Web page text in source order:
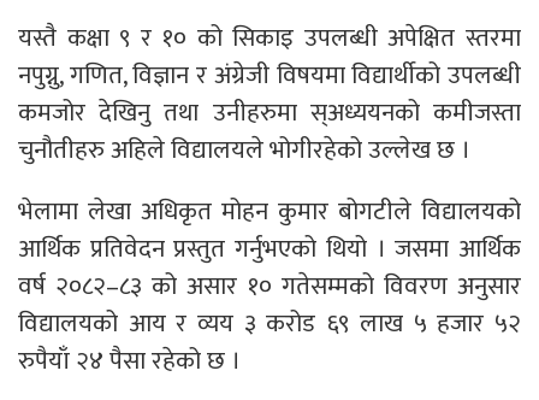
यस्तै कक्षा ९ र १० को सिकाइ उपलब्धी अपेक्षित स्तरमा
नपुग्नु, गणित, विज्ञान र अंग्रेजी विषयमा विद्यार्थीको उपलब्धी
कमजोर देखिनु तथा उनीहरुमा स्अध्ययनको कमीजस्ता
चुनौतीहरु अहिले विद्यालयले भोगीरहेको उल्लेख छ ।
भेलामा लेखा अधिकृत मोहन कुमार बोगटीले विद्यालयको
आर्थिक प्रतिवेदन प्रस्तुत गर्नुभएको थियो । जसमा आर्थिक
वर्ष २०८२–८३ को असार १० गतेसम्मको विवरण अनुसार
विद्यालयको आय र व्यय ३ करोड ६९ लाख ५ हजार ५२
रुपैयाँ २४ पैसा रहेको छ ।